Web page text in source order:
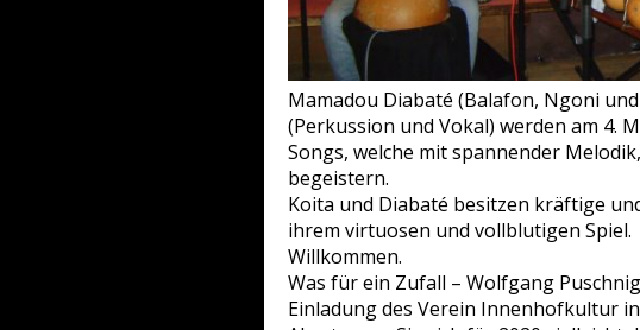
Mamadou Diabaté (Balafon, Ngoni
(Perkussion und Vokal) werden am 4.
Songs, welche mit spannender
begeistern.
Koita und Diabaté besitzen kräftige
ihrem virtuosen und vollblutigen Spiel.
Willkommen.
Was für ein Zufall – Wolfgang
Einladung des Verein Innenhofkultur